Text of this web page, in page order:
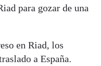
para gozar de una
en Riad, los
a España.